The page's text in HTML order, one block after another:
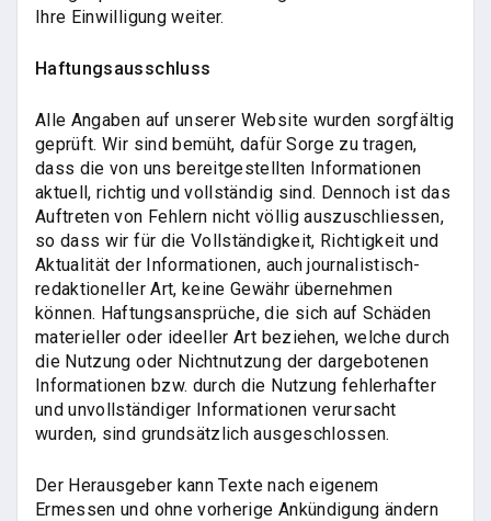
Ihre Einwilligung weiter.
Haftungsausschluss
Alle Angaben auf unserer Website wurden sorgfältig
geprüft. Wir sind bemüht, dafür Sorge zu tragen,
dass die von uns bereitgestellten Informationen
aktuell, richtig und vollständig sind. Dennoch ist das
Auftreten von Fehlern nicht völlig auszuschliessen,
so dass wir für die Vollständigkeit, Richtigkeit und
Aktualität der Informationen, auch journalistisch-
redaktioneller Art, keine Gewähr übernehmen
können. Haftungsansprüche, die sich auf Schäden
materieller oder ideeller Art beziehen, welche durch
die Nutzung oder Nichtnutzung der dargebotenen
Informationen bzw. durch die Nutzung fehlerhafter
und unvollständiger Informationen verursacht
wurden, sind grundsätzlich ausgeschlossen.
Der Herausgeber kann Texte nach eigenem
Ermessen und ohne vorherige Ankündigung ändern